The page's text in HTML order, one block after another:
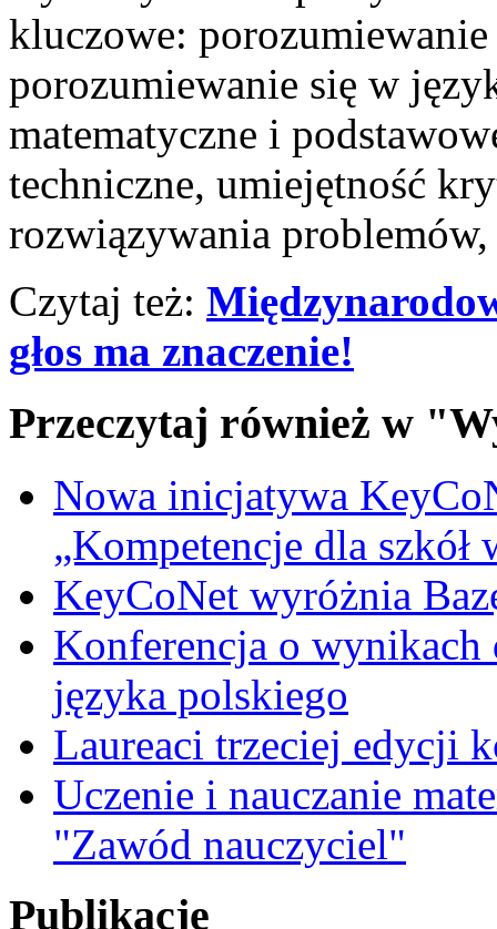
kluczowe:
porozumiewanie się w
matematyczne i
techniczne, umiejętność
rozwiązywania
Czytaj też:
głos ma znaczenie!
Przeczytaj również w
Nowa inicjatywa
„Kompetencje dla
KeyCoNet wyróżnia
Konferencja o wynikach
języka polskiego
Laureaci trzeciej edycji
Uczenie i nauczanie
"Zawód nauczyciel"
Publikacje